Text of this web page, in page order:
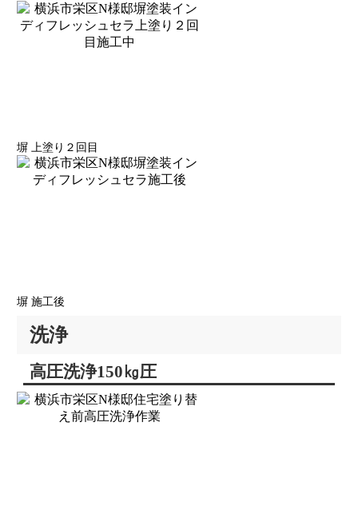
塀 上塗り２回目
塀 施工後
洗浄
高圧洗浄150㎏圧